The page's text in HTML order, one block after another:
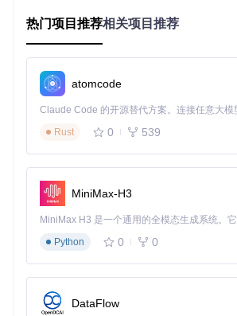
值降低38%，游戏稳定性显著提升。
场景验证：从实验室到真实游戏环
经过严格的兼容性测试，该兼容性引擎已
中验证了其可靠性。在2D横版过关游戏中
地图渲染时的内存泄漏问题；在模拟飞行
型加载逻辑，使复杂场景的帧率稳定性提
仅解决了表面的运行问题，更从根本上修
兼容性缺陷。
配置指南：从基础部署到高级调优
基础配置步骤
克隆项目仓库：git clone https://
_mirrors/dd/DDrawCompat
按照编译指南生成适配目标系统的二进
热门项目推荐相关项目推荐
atomcode
Rust
0 539
MiniMax-H3
Python
0 0
DataFlow